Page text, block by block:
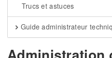
Trucs et astuces
Guide administrateur